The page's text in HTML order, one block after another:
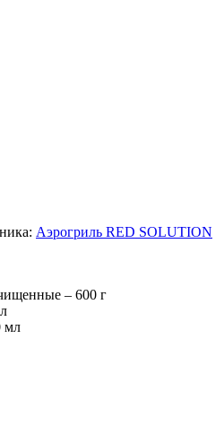
Аэрогриль RED SOLUTION
– 600 г
мл